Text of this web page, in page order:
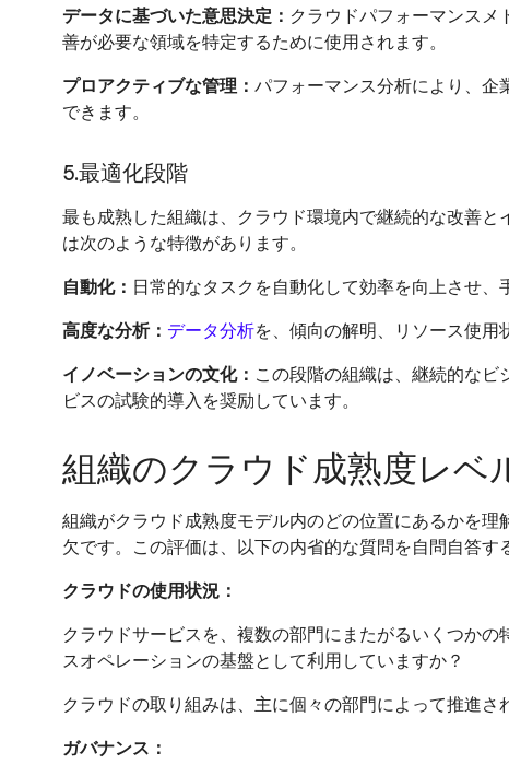
データに基づいた意思決定： クラウドパフォーマンス
善が必要な領域を特定するために使用されます。
プロアクティブな管理： パフォーマンス分析により、
できます。
5.最適化段階
最も成熟した組織は、クラウド環境内で継続的な改善
は次のような特徴があります。
自動化： 日常的なタスクを自動化して効率を向上させ、
高度な分析： データ分析を、傾向の解明、リソース使用
イノベーションの文化： この段階の組織は、継続的な
ビスの試験的導入を奨励しています。
組織のクラウド成熟度レベ
組織がクラウド成熟度モデル内のどの位置にあるかを
欠です。この評価は、以下の内省的な質問を自問自答す
クラウドの使用状況：
クラウドサービスを、複数の部門にまたがるいくつか
スオペレーションの基盤として利用していますか？
クラウドの取り組みは、主に個々の部門によって推進
ガバナンス：